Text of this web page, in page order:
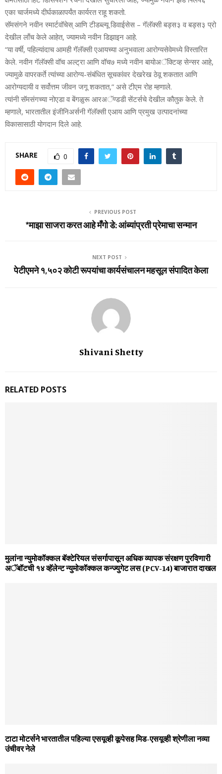
एका चार्जमध्‍ये दीर्घकाळापर्यंत कार्यरत राहू शकतो.
सॅमसंगने नवीन स्‍मार्टवॉचेस् आणि टीडब्‍ल्‍यू डिवाईसेस – गॅलॅक्‍सी बड्स३ व बड्स३ प्रो
देखील लाँच केले आहेत, ज्‍यामध्‍ये नवीन डिझाइन आहे.
“या वर्षी, पहिल्‍यांदाच आमही गॅलॅक्‍सी एआयच्‍या अनुभवाला आरोग्‍यसेवेमध्‍ये विस्‍तारित
केले. नवीन गॅलॅक्‍सी वॉच अल्‍ट्रा आणि वॉच७ मध्‍ये नवीन बायोअॅक्टिव्‍ह सेन्‍सर आहे,
ज्‍यामुळे वापरकर्ते त्‍यांच्‍या आरोग्‍य-संबंधित सूचकांवर देखरेख ठेवू शकतात आणि
आरोग्‍यदायी व सर्वोत्तम जीवन जगू शकतात,” असे टीएम रोह म्‍हणाले.
त्‍यांनी सॅमसंगच्‍या नोएडा व बेंगळुरू आरअॅण्‍डडी सेंटर्सचे देखील कौतुक केले. ते
म्‍हणाले, भारतातील इंजीनिअर्सनी गॅलॅक्‍सी एआय आणि प्रमुख उत्‍पादनांच्‍या
विकासासाठी योगदान दिले आहे.
SHARE 0
PREVIOUS POST
*माझा साजरा करत आहे मँगो डे: आंब्‍यांप्रती प्रेमाचा सन्‍मान
NEXT POST
पेटीएमने १,५०२ कोटी रूपयांचा कार्यसंचालन महसूल संपादित केला
Shivani Shetty
RELATED POSTS
मुलांना न्युमोकॉक्कल बॅक्टेरियल संसर्गापासून अधिक व्यापक संरक्षण पुरविणारी
अॅबॉटची १४ व्हॅलेन्ट न्युमोकॉक्कल कन्ज्युगेट लस (PCV-14) बाजारात दाखल
टाटा मोटर्सने भारतातील पहिल्‍या एसयूव्‍ही कूपेसह मिड-एसयूव्‍ही श्रेणीला नव्‍या
उंचीवर नेले